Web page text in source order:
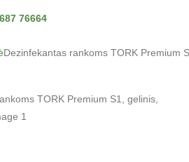
76664
Dezinfekantas rankoms TORK Premium